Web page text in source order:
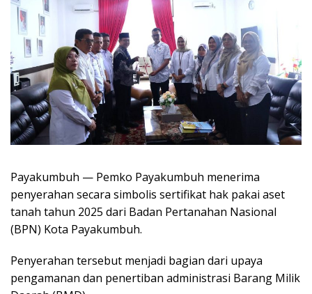
Payakumbuh — Pemko Payakumbuh menerima
penyerahan secara simbolis sertifikat hak pakai aset
tanah tahun 2025 dari Badan Pertanahan Nasional
(BPN) Kota Payakumbuh.
Penyerahan tersebut menjadi bagian dari upaya
pengamanan dan penertiban administrasi Barang Milik